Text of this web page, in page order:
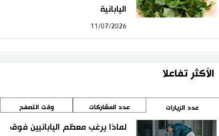
اليابانية
11/07/2026
الأكثر تفاعلا
عدد الزيارات عدد المشاركات وقت التصفح
لماذا يرغب معظم اليابانيين فوق